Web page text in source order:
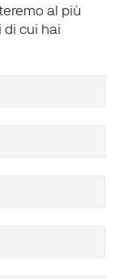
al più
cui hai